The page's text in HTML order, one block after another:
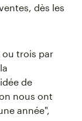
dès les
ou trois par
de
nous ont
année",